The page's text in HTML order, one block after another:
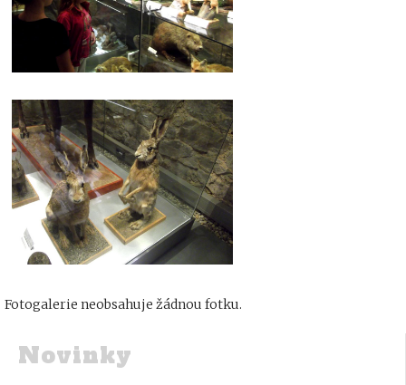
Fotogalerie neobsahuje žádnou fotku.
Novinky